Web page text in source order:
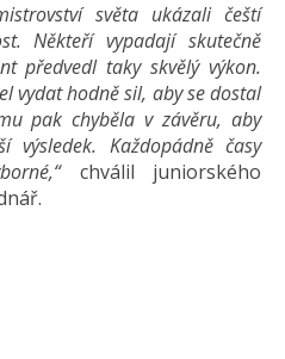
světa ukázali čeští
Někteří vypadají skutečně
předvedl taky skvělý výkon.
vydat hodně sil, aby se dostal
pak chyběla v závěru, aby
výsledek. Každopádně časy
chválil juniorského